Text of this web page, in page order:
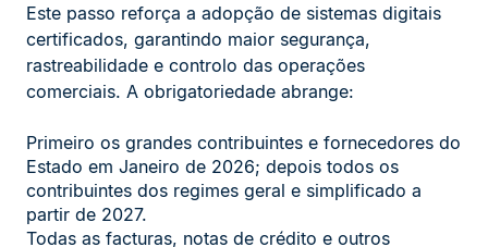
Este passo reforça a adopção de sistemas digitais
certificados, garantindo maior segurança,
rastreabilidade e controlo das operações
comerciais. A obrigatoriedade abrange:
Primeiro os grandes contribuintes e fornecedores do
Estado em Janeiro de 2026; depois todos os
contribuintes dos regimes geral e simplificado a
partir de 2027.
Todas as facturas, notas de crédito e outros